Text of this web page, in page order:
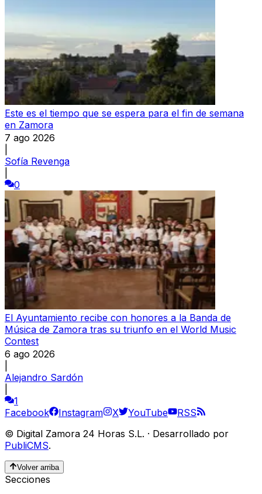
Este es el tiempo que se espera para el fin de semana
en Zamora
7 ago 2026
Sofía Revenga
0
El Ayuntamiento recibe con honores a la Banda de
Música de Zamora tras su triunfo en el World Music
Contest
6 ago 2026
Alejandro Sardón
1
Facebook
Instagram X YouTube
RSS
© Digital Zamora 24 Horas S.L. · Desarrollado por
PubliCMS.
Volver arriba
Secciones